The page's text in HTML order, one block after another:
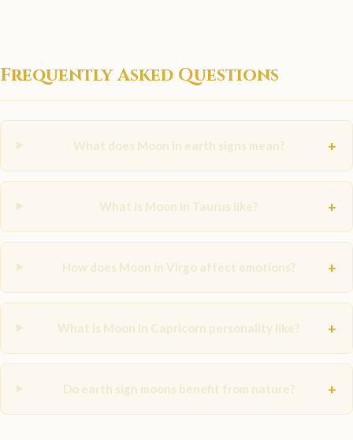
Frequently Asked Questions
What does Moon in earth signs mean? +
What is Moon in Taurus like? +
How does Moon in Virgo affect emotions? +
What is Moon in Capricorn personality like? +
Do earth sign moons benefit from nature? +